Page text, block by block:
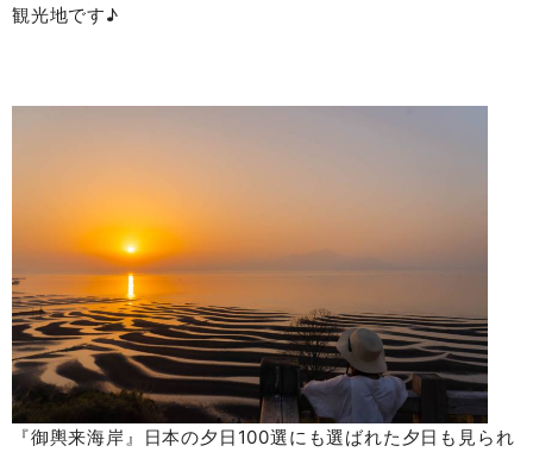
観光地です♪
『御輿来海岸』日本の夕日100選にも選ばれた夕日も見られ